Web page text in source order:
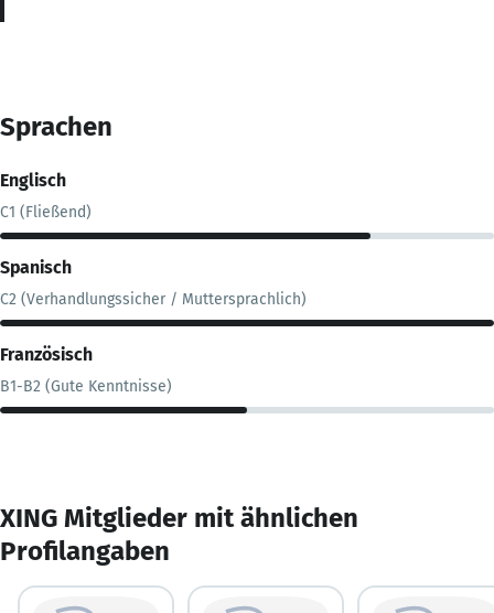
Sprachen
Englisch
C1 (Fließend)
Spanisch
C2 (Verhandlungssicher / Muttersprachlich)
Französisch
B1-B2 (Gute Kenntnisse)
XING Mitglieder mit ähnlichen
Profilangaben